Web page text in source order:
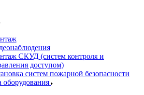
СКУД (систем контроля и
доступом)
систем пожарной безопасности
оборудования